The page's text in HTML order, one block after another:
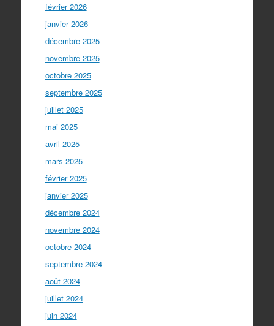
février 2026
janvier 2026
décembre 2025
novembre 2025
octobre 2025
septembre 2025
juillet 2025
mai 2025
avril 2025
mars 2025
février 2025
janvier 2025
décembre 2024
novembre 2024
octobre 2024
septembre 2024
août 2024
juillet 2024
juin 2024